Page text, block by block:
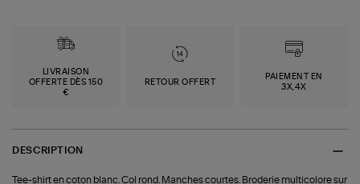
LIVRAISON
OFFERTE DÈS 150
€
RETOUR OFFERT
PAIEMENT EN
3X,4X
DESCRIPTION
Tee-shirt en coton blanc. Col rond. Manches courtes. Broderie multicolore sur